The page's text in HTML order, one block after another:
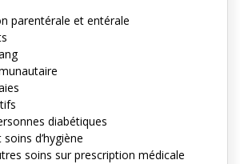
parentérale et entérale
diabétiques
d’hygiène
soins sur prescription médicale